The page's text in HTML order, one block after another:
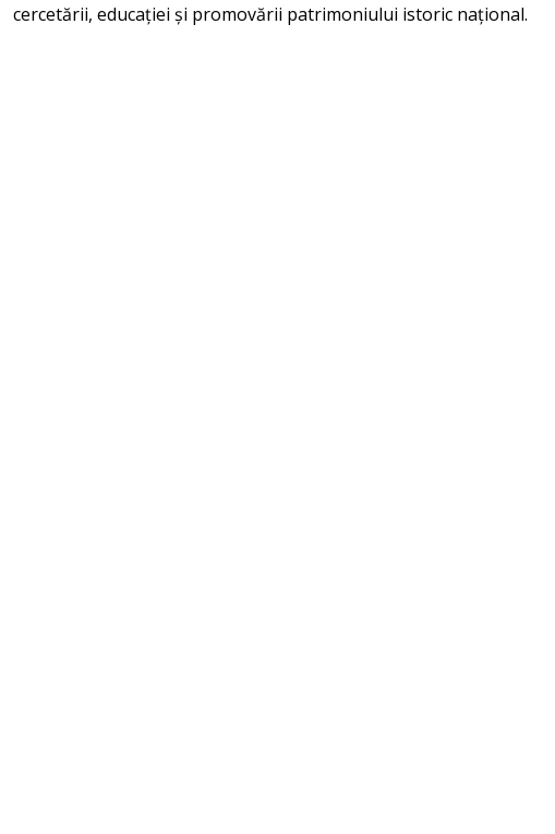
cercetării, educației și promovării patrimoniului istoric național.